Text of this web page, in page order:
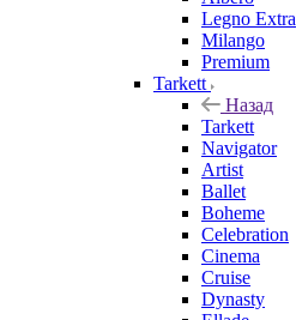
Legno Extra
Milango
Premium
Tarkett
Назад
Tarkett
Navigator
Artist
Ballet
Boheme
Celebration
Cinema
Cruise
Dynasty